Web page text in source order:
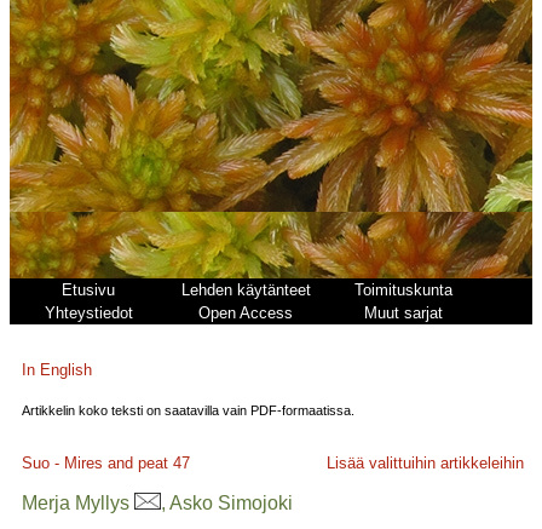
Etusivu Lehden käytänteet
Toimituskunta
Yhteystiedot
Open Access Muut sarjat
In English
Artikkelin koko teksti on saatavilla vain PDF-formaatissa.
Suo - Mires and peat 47 Lisää valittuihin artikkeleihin
Merja Myllys , Asko Simojoki